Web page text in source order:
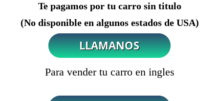
Te pagamos por tu carro sin titulo
(No disponible en algunos estados de USA)
Para vender tu carro en ingles